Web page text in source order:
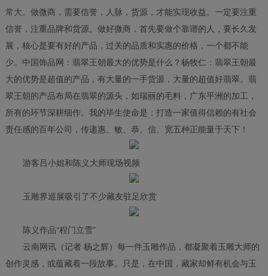
常大。做微商，需要信誉，人脉，货源，才能实现收益。一定要注重
信誉，注重品牌和货源。做好微商，首先要做个靠谱的人，要长久发
展，核心是要有好的产品，过关的品质和实惠的价格，一个都不能
少。中国饰品网：翡翠王朝最大的优势是什么？杨牧仁：翡翠王朝最
大的优势是超值的产品，有大量的一手货源，大量的超值好翡翠。翡
翠王朝的产品布局在翡翠的源头，如瑞丽的毛料，广东平洲的加工，
所有的环节深耕细作。我的毕生使命是：打造一家值得信赖的有社会
责任感的百年公司，传递惠、敏、恭、信、宽五种正能量于天下！
游客吕小姐和陈义大师现场视频
玉雕界巡展吸引了不少藏友驻足欣赏
陈义作品“程门立雪”
云南网讯（记者 杨之辉）每一件玉雕作品，都凝聚着玉雕大师的
创作灵感，或蕴藏着一段故事。只是，在中国，藏家却鲜有机会与玉